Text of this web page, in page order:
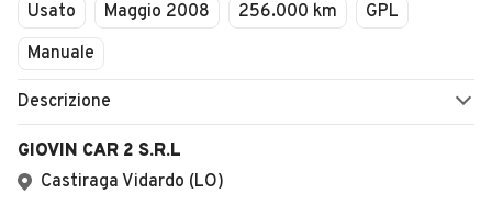
Usato Maggio 2008 256.000 km
GPL
Manuale
Descrizione
GIOVIN CAR 2 S.R.L
Castiraga Vidardo (LO)